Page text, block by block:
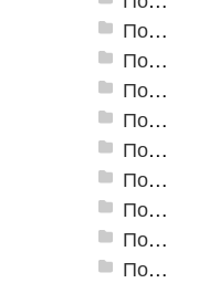
Пороги алюминиевые А-8 80х3,5 мм (открытый крепеж)
Пороги алюминиевые А-10 100х3,5 мм (открытый крепеж)
Пороги алюминиевые А-20 20х3,5 мм (открытый крепеж)
Пороги алюминиевые А-30 30х5 мм (открытый крепеж)
Пороги алюминиевые А-39 39х5,4 мм (открытый крепеж)
Пороги алюминиевые А-45 45х4,4 мм (открытый крепеж)
Пороги алюминиевые B-1 30х4,2 мм (скрытый крепеж)
Пороги алюминиевые B-2 37х4,4 мм (скрытый крепеж)
Пороги алюминиевые B-4 41х6-13 мм (скрытый крепеж)